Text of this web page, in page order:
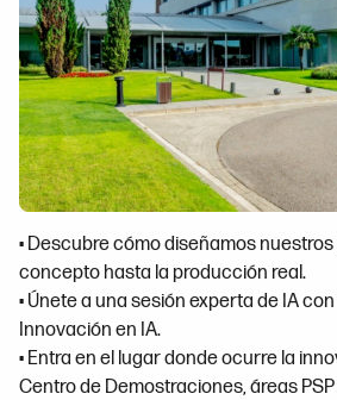
• Descubre cómo diseñamos
concepto hasta la producción real.
• Únete a una sesión experta de IA
Innovación en IA.
• Entra en el lugar donde ocurre la
Centro de Demostraciones, áreas